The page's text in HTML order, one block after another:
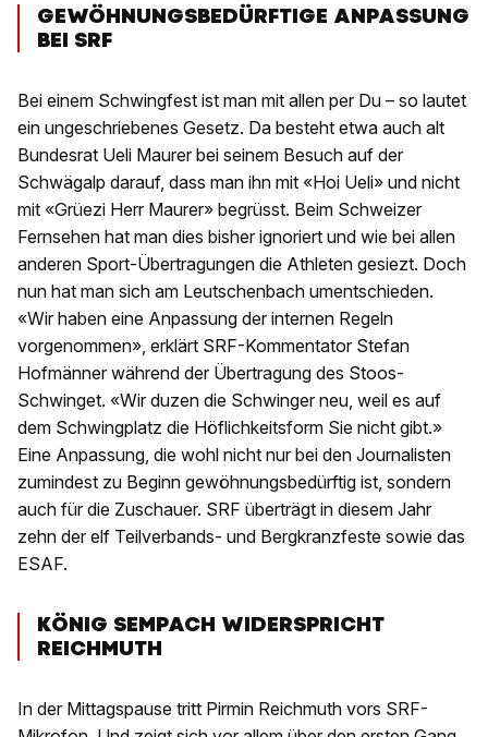
GEWÖHNUNGSBEDÜRFTIGE ANPASSUNG
BEI SRF
Bei einem Schwingfest ist man mit allen per Du – so lautet
ein ungeschriebenes Gesetz. Da besteht etwa auch alt
Bundesrat Ueli Maurer bei seinem Besuch auf der
Schwägalp darauf, dass man ihn mit «Hoi Ueli» und nicht
mit «Grüezi Herr Maurer» begrüsst. Beim Schweizer
Fernsehen hat man dies bisher ignoriert und wie bei allen
anderen Sport-Übertragungen die Athleten gesiezt. Doch
nun hat man sich am Leutschenbach umentschieden.
«Wir haben eine Anpassung der internen Regeln
vorgenommen», erklärt SRF-Kommentator Stefan
Hofmänner während der Übertragung des Stoos-
Schwinget. «Wir duzen die Schwinger neu, weil es auf
dem Schwingplatz die Höflichkeitsform Sie nicht gibt.»
Eine Anpassung, die wohl nicht nur bei den Journalisten
zumindest zu Beginn gewöhnungsbedürftig ist, sondern
auch für die Zuschauer. SRF überträgt in diesem Jahr
zehn der elf Teilverbands- und Bergkranzfeste sowie das
ESAF.
KÖNIG SEMPACH WIDERSPRICHT
REICHMUTH
In der Mittagspause tritt Pirmin Reichmuth vors SRF-